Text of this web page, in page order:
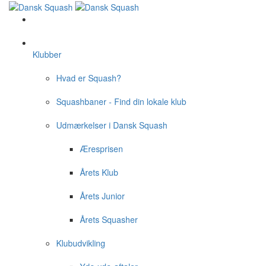
Klubber
Hvad er Squash?
Squashbaner - Find din lokale klub
Udmærkelser i Dansk Squash
Æresprisen
Årets Klub
Årets Junior
Årets Squasher
Klubudvikling